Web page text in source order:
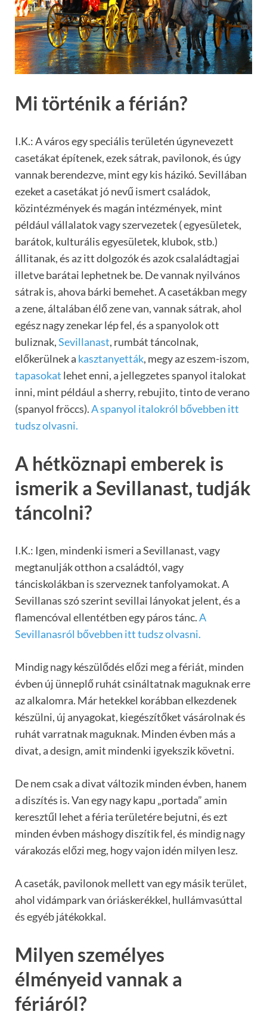
Mi történik a férián?
I.K.: A város egy speciális területén úgynevezett
casetákat építenek, ezek sátrak, pavilonok, és úgy
vannak berendezve, mint egy kis házikó. Sevillában
ezeket a casetákat jó nevű ismert családok,
közintézmények és magán intézmények, mint
például vállalatok vagy szervezetek ( egyesületek,
barátok, kulturális egyesületek, klubok, stb.)
állitanak, és az itt dolgozók és azok csalaládtagjai
illetve barátai lephetnek be. De vannak nyilvános
sátrak is, ahova bárki bemehet. A casetákban megy
a zene, általában élő zene van, vannak sátrak, ahol
egész nagy zenekar lép fel, és a spanyolok ott
buliznak,Sevillanast, rumbát táncolnak,
előkerülnek a kasztanyetták, megy az eszem-iszom,
tapasokat lehet enni, a jellegzetes spanyol italokat
inni, mint például a sherry, rebujito, tinto de verano
(spanyol fröccs).A spanyol italokról bővebben itt
tudsz olvasni.
A hétköznapi emberek is
ismerik a Sevillanast, tudják
táncolni?
I.K.: Igen, mindenki ismeri a Sevillanast, vagy
megtanulják otthon a családtól, vagy
tánciskolákban is szerveznek tanfolyamokat. A
Sevillanas szó szerint sevillai lányokat jelent, és a
flamencóval ellentétben egy páros tánc.A
Sevillanasról bővebben itt tudsz olvasni.
Mindig nagy készülődés előzi meg a fériát, minden
évben új ünneplő ruhát csináltatnak maguknak erre
az alkalomra. Már hetekkel korábban elkezdenek
készülni, új anyagokat, kiegészítőket vásárolnak és
ruhát varratnak maguknak. Minden évben más a
divat, a design, amit mindenki igyekszik követni.
De nem csak a divat változik minden évben, hanem
a diszítés is. Van egy nagy kapu „portada” amin
keresztűl lehet a féria területére bejutni, és ezt
minden évben máshogy diszítik fel, és mindig nagy
várakozás előzi meg, hogy vajon idén milyen lesz.
A caseták, pavilonok mellett van egy másik terület,
ahol vidámpark van óriáskerékkel, hullámvasúttal
és egyéb játékokkal.
Milyen személyes
élményeid vannak a
fériáról?